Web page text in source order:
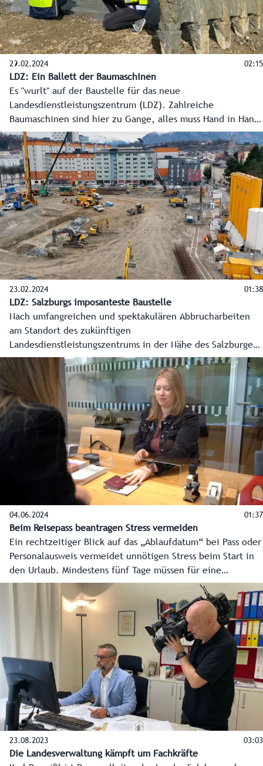
29.02.2024 02:15
LDZ: Ein Ballett der Baumaschinen
Es "wurlt" auf der Baustelle für das neue
Landesdienstleistungszentrum (LDZ). Zahlreiche
Baumaschinen sind hier zu Gange, alles muss Hand in Hand
gehen, eine logistische Meisterleistung. Übrigens wird das
modernste Verwaltungsgebäude Österreichs auf zahlreichen
Pfählen stehen, ein bisschen wie in Venedig.
23.02.2024 01:38
LDZ: Salzburgs imposanteste Baustelle
Nach umfangreichen und spektakulären Abbrucharbeiten
am Standort des zukünftigen
Landesdienstleistungszentrums in der Nähe des Salzburger
Hauptbahnhofs sind seit Jahresanfang 2024 die eigentlichen
Bauarbeiten voll im Gange. Und diese sind äußerst
spektakulär.
04.06.2024 01:37
Beim Reisepass beantragen Stress vermeiden
Ein rechtzeitiger Blick auf das „Ablaufdatum“ bei Pass oder
Personalausweis vermeidet unnötigen Stress beim Start in
den Urlaub. Mindestens fünf Tage müssen für eine
Neuausstellung veranschlagt werden. Bei einem großen
Ansturm verlängert sich dieser Zeitraum. Hier die
wichtigsten Tipps für die Antragstellung in den
Bezirkshauptmannschaften, im Magistrat der Stadt Salzburg
oder auch in manchen Gemeindeämtern.
23.08.2023 03:03
Die Landesverwaltung kämpft um Fachkräfte